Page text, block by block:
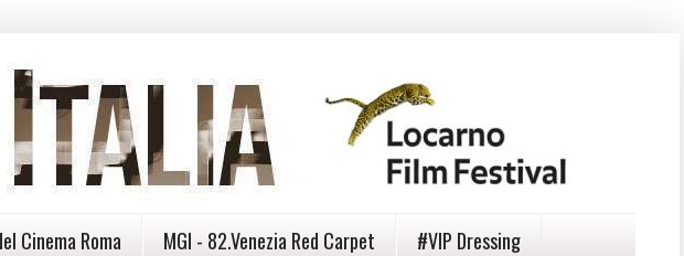
Cinema Roma MGI - 82.Venezia Red Carpet
#VIP Dressing